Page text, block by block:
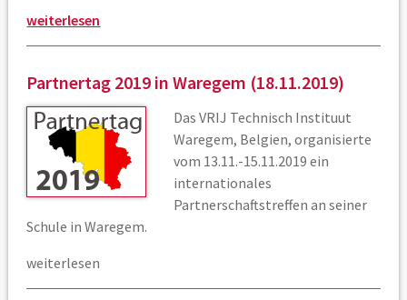
weiterlesen
Partnertag 2019 in Waregem (18.11.2019)
Das VRIJ Technisch Instituut
Waregem, Belgien, organisierte
vom 13.11.-15.11.2019 ein
internationales
Partnerschaftstreffen an seiner
Schule in Waregem.
weiterlesen